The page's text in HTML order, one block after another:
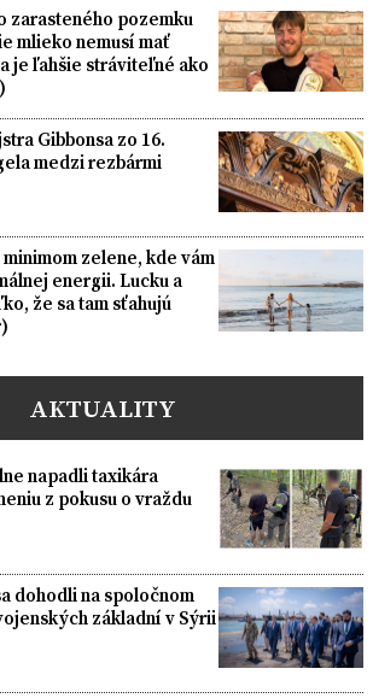
zarasteného pozemku
mlieko nemusí mať
je ľahšie stráviteľné ako
Gibbonsa zo 16.
medzi rezbármi
zelene, kde vám
energii. Lucku a
že sa tam sťahujú
AKTUALITY
napadli taxikára
z pokusu o vraždu
dohodli na spoločnom
základní v Sýrii